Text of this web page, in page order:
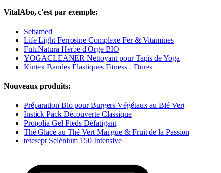
VitalAbo, c'est par exemple:
Sebamed
Life Light Ferrosine Complexe Fer & Vitamines
FutuNatura Herbe d'Orge BIO
YOGACLEANER Nettoyant pour Tapis de Yoga
Kintex Bandes Élastiques Fitness - Dures
Nouveaux produits:
Préparation Bio pour Burgers Végétaux au Blé Vert
Instick Pack Découverte Classique
Propolia Gel Pieds Défatigant
Thé Glacé au Thé Vert Mangue & Fruit de la Passion
tetesept Sélénium 150 Intensive